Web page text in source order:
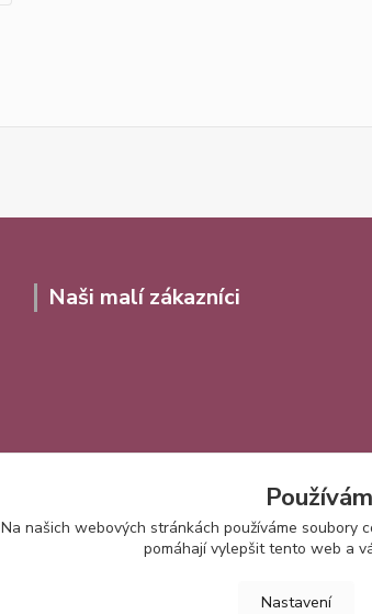
Naši malí zákazníci
Na našich webových stránkách používáme soubory
pomáhají vylepšit tento web a
Nastavení